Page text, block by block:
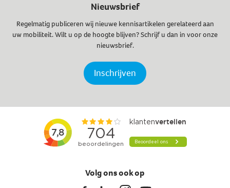
Nieuwsbrief
Regelmatig publiceren wij nieuwe kennisartikelen gerelateerd aan
uw mobiliteit. Wilt u op de hoogte blijven? Schrijf u dan in voor onze
nieuwsbrief.
Inschrijven
Volg ons ook op